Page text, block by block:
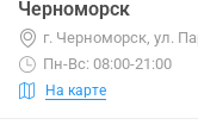
Черноморск
г. Черноморск, ул.
Пн-Вс: 08:00-21:00
На карте